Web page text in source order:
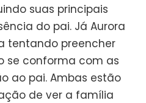
suas principais
do pai. Já Aurora
tentando preencher
se conforma com as
ao pai. Ambas estão
de ver a família